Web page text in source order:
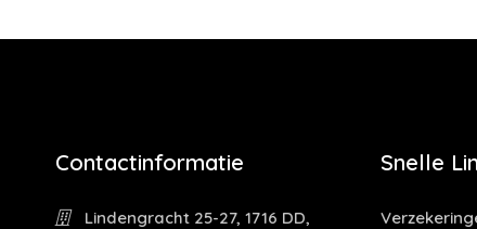
Contactinformatie
Lindengracht 25-27, 1716 DD,
Snelle